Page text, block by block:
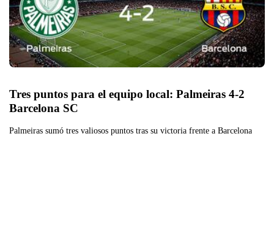
Tres puntos para el equipo local: Palmeiras 4-2
Barcelona SC
Palmeiras sumó tres valiosos puntos tras su victoria frente a Barcelona